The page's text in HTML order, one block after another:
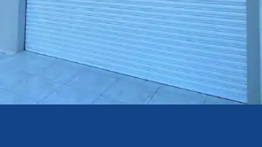
Contato
Acessórios